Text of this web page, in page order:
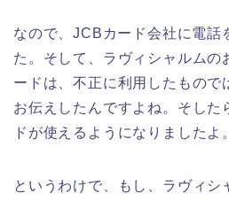
なので、JCBカード会社に電話
た。そして、ラヴィシャルムの
ードは、不正に利用したもので
お伝えしたんですよね。そした
ドが使えるようになりましたよ。
というわけで、もし、ラヴィシ